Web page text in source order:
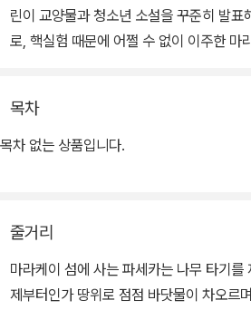
린이 교양물과 청소년 소설을 꾸준히 발표
로, 핵실험 때문에 어쩔 수 없이 이주한 마
비키니 섬 핵 실험 이후 인근 섬으로 삶의
목차
목차 없는 상품입니다.
줄거리
마라케이 섬에 사는 파세카는 나무 타기를
제부터인가 땅위로 점점 바닷물이 차오르